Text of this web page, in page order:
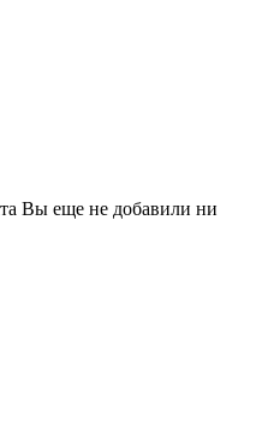
Вы еще не добавили ни